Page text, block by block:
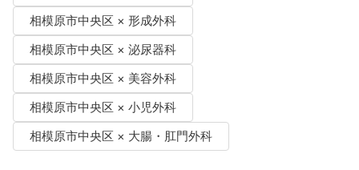
相模原市中央区 × 形成外科
相模原市中央区 × 泌尿器科
相模原市中央区 × 美容外科
相模原市中央区 × 小児外科
相模原市中央区 × 大腸・肛門外科